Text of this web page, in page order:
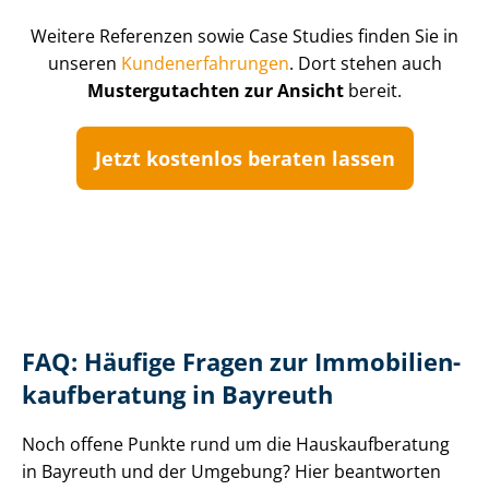
Weitere Referenzen sowie Case Studies finden Sie in
unseren Kun­de­n­er­fah­run­gen. Dort stehen auch
Mustergutachten zur Ansicht bereit.
Jetzt kostenlos beraten lassen
FAQ: Häufige Fragen zur Im­mo­bi­li­en­
kauf­be­ra­tung in Bayreuth
Noch offene Punkte rund um die Haus­kauf­be­ra­tung
in Bayreuth und der Umgebung? Hier beantworten